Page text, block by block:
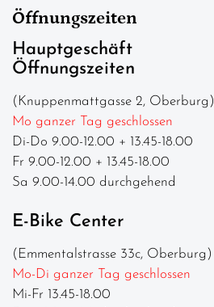
Öffnungszeiten
Hauptgeschäft
Öffnungszeiten
(Knuppenmattgasse 2, Oberburg)
Mo ganzer Tag geschlossen
Di-Do 9.00-12.00 + 13.45-18.00
Fr 9.00-12.00 + 13.45-18.00
Sa 9.00-14.00 durchgehend
E-Bike Center
(Emmentalstrasse 33c, Oberburg)
Mo-Di ganzer Tag geschlossen
Mi-Fr 13.45-18.00